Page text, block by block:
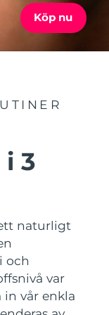
Köp nu
3
naturligt
och
var
in vår enkla
leverans14/8/26
leverans10/8/26
leverans
leverans
leverans10/8/26